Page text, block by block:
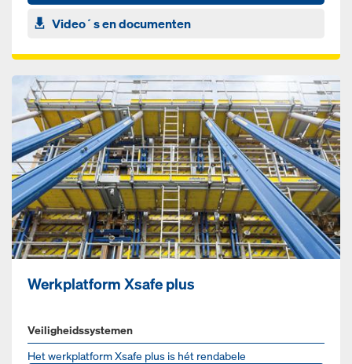
Video´s en documenten
Werkplatform Xsafe plus
Veiligheidssystemen
Het werkplatform Xsafe plus is hét rendabele